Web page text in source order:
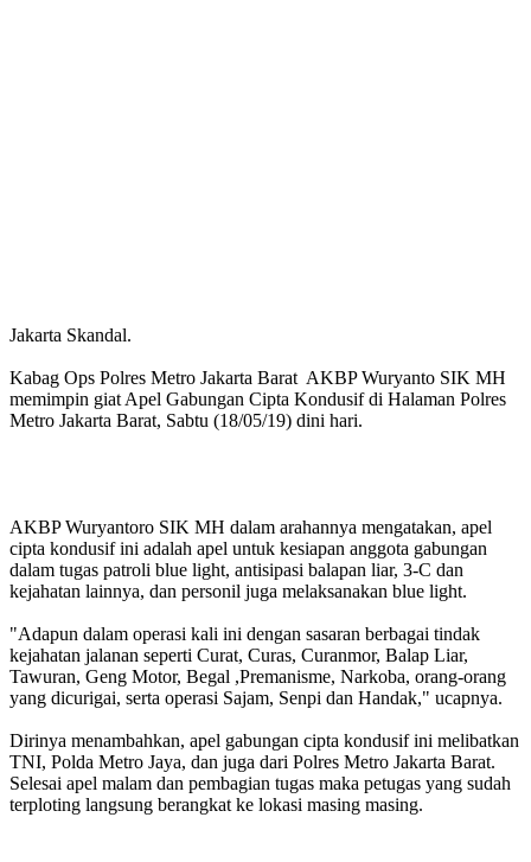
Jakarta Skandal.
Kabag Ops Polres Metro Jakarta Barat AKBP Wuryanto SIK MH
memimpin giat Apel Gabungan Cipta Kondusif di Halaman Polres
Metro Jakarta Barat, Sabtu (18/05/19) dini hari.
AKBP Wuryantoro SIK MH dalam arahannya mengatakan, apel
cipta kondusif ini adalah apel untuk kesiapan anggota gabungan
dalam tugas patroli blue light, antisipasi balapan liar, 3-C dan
kejahatan lainnya, dan personil juga melaksanakan blue light.
"Adapun dalam operasi kali ini dengan sasaran berbagai tindak
kejahatan jalanan seperti Curat, Curas, Curanmor, Balap Liar,
Tawuran, Geng Motor, Begal ,Premanisme, Narkoba, orang-orang
yang dicurigai, serta operasi Sajam, Senpi dan Handak," ucapnya.
Dirinya menambahkan, apel gabungan cipta kondusif ini melibatkan
TNI, Polda Metro Jaya, dan juga dari Polres Metro Jakarta Barat.
Selesai apel malam dan pembagian tugas maka petugas yang sudah
terploting langsung berangkat ke lokasi masing masing.